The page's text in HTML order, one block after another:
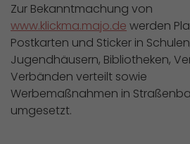
Zur Bekanntmachung von
www.klickma.majo.de werden
Postkarten und Sticker in
Jugendhäusern, Bibliotheken,
Verbänden verteilt sowie
Werbemaßnahmen in
umgesetzt.